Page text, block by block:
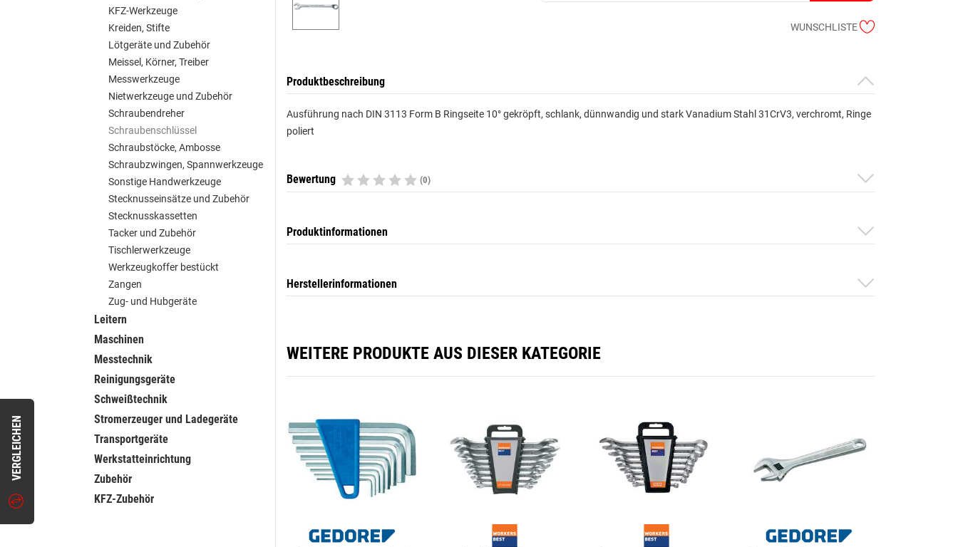
VERGLEICHEN
KFZ-Werkzeuge
Kreiden, Stifte
Lötgeräte und Zubehör
Meissel, Körner, Treiber
Messwerkzeuge
Nietwerkzeuge und Zubehör
Schraubendreher
Schraubenschlüssel
Schraubstöcke, Ambosse
Schraubzwingen, Spannwerkzeuge
Sonstige Handwerkzeuge
Stecknusseinsätze und Zubehör
Stecknusskassetten
Tacker und Zubehör
Tischlerwerkzeuge
Werkzeugkoffer bestückt
Zangen
Zug- und Hubgeräte
Leitern
Maschinen
Messtechnik
Reinigungsgeräte
Schweißtechnik
Stromerzeuger und Ladegeräte
Transportgeräte
Werkstatteinrichtung
Zubehör
KFZ-Zubehör
WUNSCHLISTE
Produktbeschreibung
Ausführung nach DIN 3113 Form B Ringseite 10° gekröpft, schlank, dünnwandig und stark Vanadium Stahl 31CrV3, verchromt, Ringe
poliert
Bewertung (0)
Produktinformationen
Herstellerinformationen
WEITERE PRODUKTE AUS DIESER KATEGORIE